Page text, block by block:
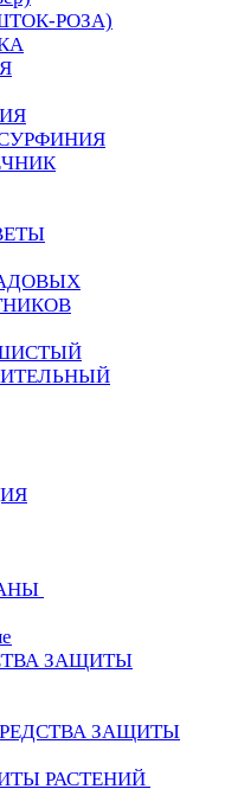
РОЗА)
ЗАЩИТЫ
ЗАЩИТЫ
РАСТЕНИЙ